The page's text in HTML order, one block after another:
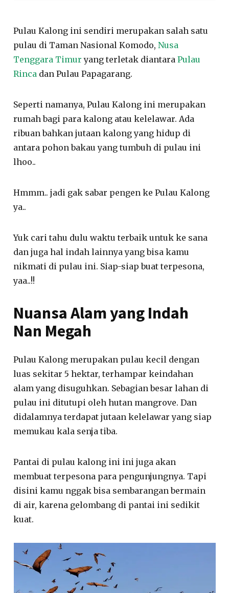
Pulau Kalong ini sendiri merupakan salah satu
pulau di Taman Nasional Komodo,Nusa
Tenggara Timur yang terletak diantaraPulau
Rinca dan Pulau Papagarang.
Seperti namanya, Pulau Kalong ini merupakan
rumah bagi para kalong atau kelelawar. Ada
ribuan bahkan jutaan kalong yang hidup di
antara pohon bakau yang tumbuh di pulau ini
lhoo..
Hmmm.. jadi gak sabar pengen ke Pulau Kalong
ya..
Yuk cari tahu dulu waktu terbaik untuk ke sana
dan juga hal indah lainnya yang bisa kamu
nikmati di pulau ini. Siap-siap buat terpesona,
yaa..!!
Nuansa Alam yang Indah
Nan Megah
Pulau Kalong merupakan pulau kecil dengan
luas sekitar 5 hektar, terhampar keindahan
alam yang disuguhkan. Sebagian besar lahan di
pulau ini ditutupi oleh hutan mangrove. Dan
didalamnya terdapat jutaan kelelawar yang siap
memukau kala senja tiba.
Pantai di pulau kalong ini ini juga akan
membuat terpesona para pengunjungnya. Tapi
disini kamu nggak bisa sembarangan bermain
di air, karena gelombang di pantai ini sedikit
kuat.